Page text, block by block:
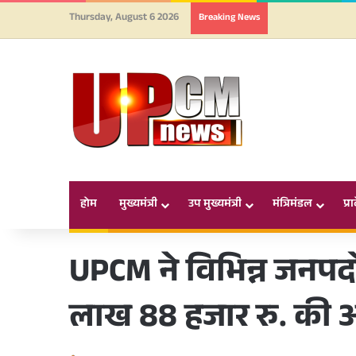
Thursday, August 6 2026 Breaking News
होम मुख्यमंत्री उप मुख्यमंत्री मंत्रिमंडल
UPCM ने विभिन्न
लाख 88 हजार रु. की